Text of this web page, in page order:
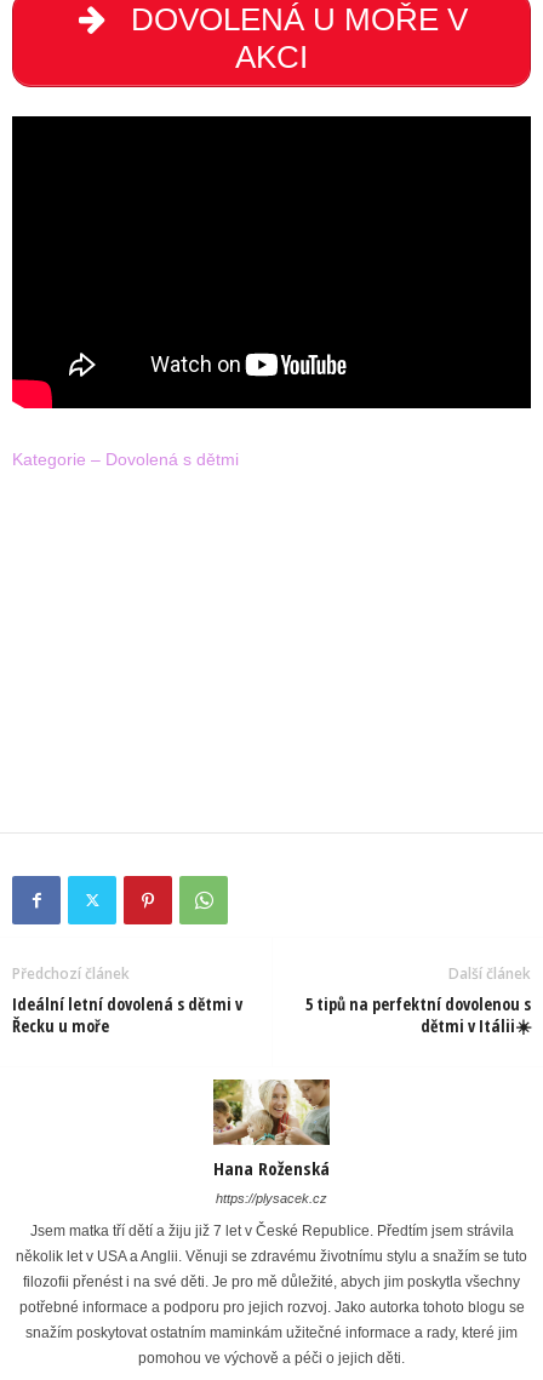
DOVOLENÁ U MOŘE V
AKCI
Kategorie – Dovolená s dětmi
Předchozí článek
Ideální letní dovolená s dětmi v
Řecku u moře
Další článek
5 tipů na perfektní dovolenou s
dětmi v Itálii☀️
Hana Roženská
https://plysacek.cz
Jsem matka tří dětí a žiju již 7 let v České Republice. Předtím jsem strávila
několik let v USA a Anglii. Věnuji se zdravému životnímu stylu a snažím se tuto
filozofii přenést i na své děti. Je pro mě důležité, abych jim poskytla všechny
potřebné informace a podporu pro jejich rozvoj. Jako autorka tohoto blogu se
snažím poskytovat ostatním maminkám užitečné informace a rady, které jim
pomohou ve výchově a péči o jejich děti.